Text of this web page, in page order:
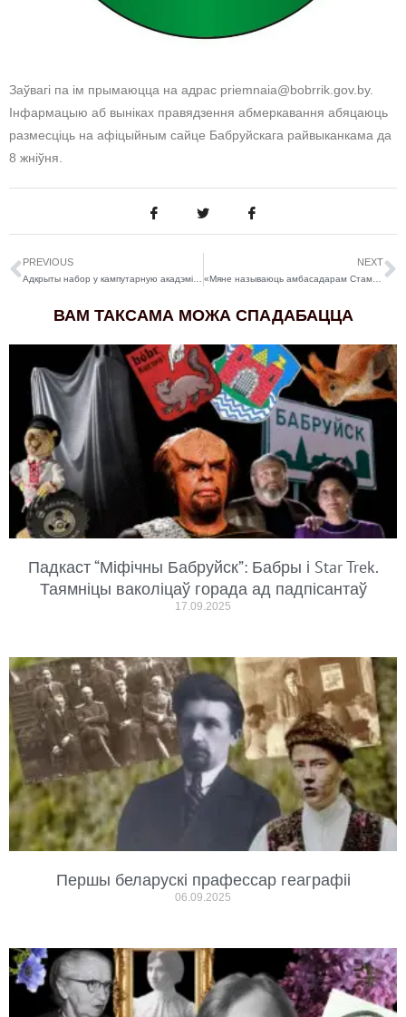
Заўвагі па ім прымаюцца на адрас priemnaia@bobrrik.gov.by.
Інфармацыю аб выніках правядзення абмеркавання абяцаюць
размесціць на афіцыйным сайце Бабруйскага райвыканкама да
8 жніўня.
PREVIOUS
Адкрыты набор у кампутарную акадэмію “ШАГ” на восень
NEXT
«Мяне называюць амбасадарам Стамбулу». Як псіхолаг з Бабруйску здзейсніла сваю мару і пераехала ў Турцыю
ВАМ ТАКСАМА МОЖА СПАДАБАЦЦА
Падкаст “Міфічны Бабруйск”: Бабры і Star Trek.
Таямніцы ваколіцаў горада ад падпісантаў
17.09.2025
Першы беларускі прафессар геаграфіі
06.09.2025